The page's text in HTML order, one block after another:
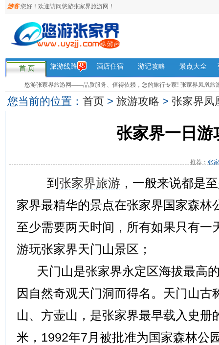
游客您好！欢迎访问悠游张家界旅游网！
首 页
悠游张家界旅游网——品质服务、值得依赖，您的旅行专家! 张家界凤凰旅
旅游线路 酒店住宿 游记攻略 景点大全
您当前的位置： 首页 > 旅游攻略 > 张家界凤
张家界一日游
推荐： 张
到 张家界旅游 ，一般来说都是
家界最精华的景点在张家界国家森林
至少需要两天时间，所有如果只有一
游玩张家界天门山景区；
天门山是张家界永定区海拔最高
因自然奇观天门洞而得名。天门山古
山、方壶山，是张家界最早载入史册
米，1992年7月被批准为国家森林公